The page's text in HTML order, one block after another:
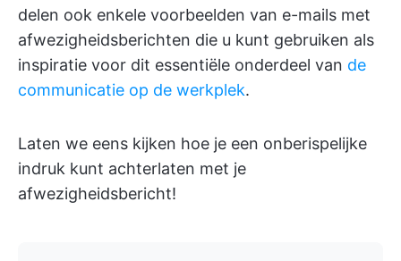
delen ook enkele voorbeelden van e-mails met
afwezigheidsberichten die u kunt gebruiken als
inspiratie voor dit essentiële onderdeel van de
communicatie op de werkplek.
Laten we eens kijken hoe je een onberispelijke
indruk kunt achterlaten met je
afwezigheidsbericht!